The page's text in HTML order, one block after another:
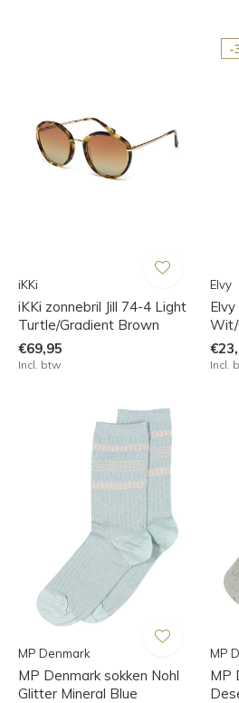
iKKi
iKKi zonnebril Jill 74-4 Light
Turtle/Gradient Brown
€69,95
Incl. btw
-
Elvy
Wit/
Incl.
MP Denmark
MP Denmark sokken Nohl
Glitter Mineral Blue
MP
MP